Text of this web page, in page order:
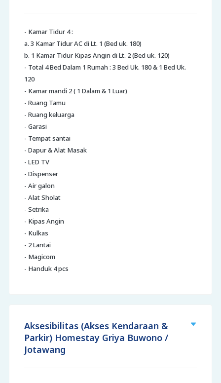
- Kamar Tidur 4 :
a. 3 Kamar Tidur AC di Lt. 1 (Bed uk. 180)
b. 1 Kamar Tidur Kipas Angin di Lt. 2 (Bed uk. 120)
- Total 4 Bed Dalam 1 Rumah : 3 Bed Uk. 180 & 1 Bed Uk.
120
- Kamar mandi 2 ( 1 Dalam & 1 Luar)
- Ruang Tamu
- Ruang keluarga
- Garasi
- Tempat santai
- Dapur & Alat Masak
- LED TV
- Dispenser
- Air galon
- Alat Sholat
- Setrika
- Kipas Angin
- Kulkas
- 2 Lantai
- Magicom
- Handuk 4 pcs
Aksesibilitas (Akses Kendaraan &
Parkir) Homestay Griya Buwono /
Jotawang